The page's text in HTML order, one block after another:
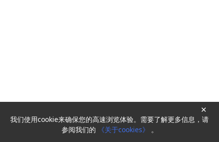
Powered byHyperKitty
我们使用cookie来确保您的高速浏览体验。需要了解更多信息，请
参阅我们的
《关于cookies》 。
×